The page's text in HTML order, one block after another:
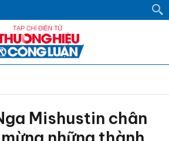
Mishustin chân